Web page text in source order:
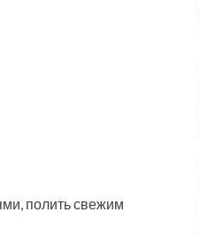
полить свежим